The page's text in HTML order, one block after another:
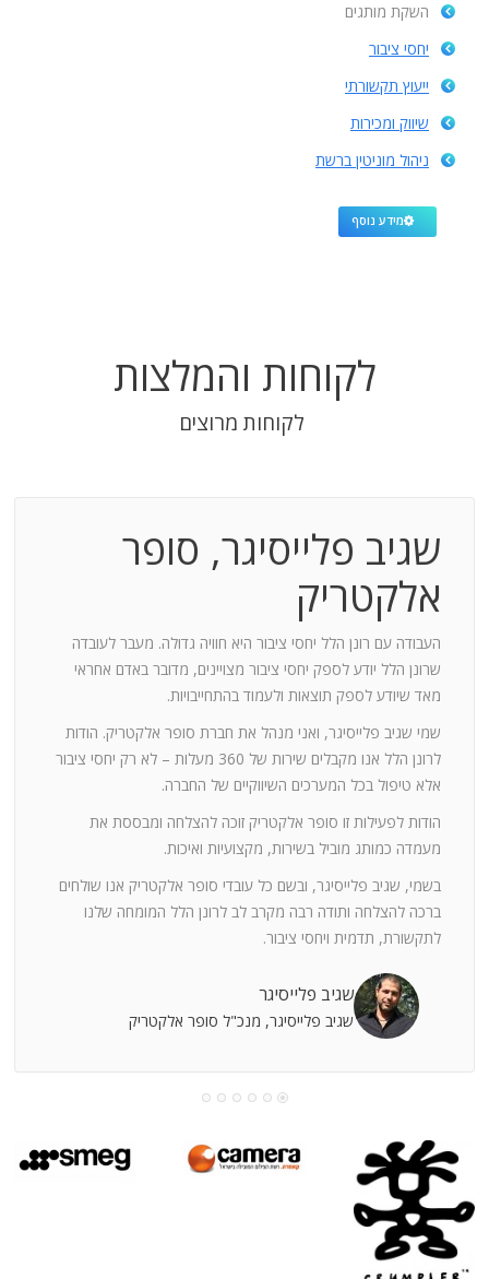
השקת מותגים
יחסי ציבור
ייעוץ תקשורתי
שיווק ומכירות
ניהול מוניטין ברשת
מידע נוסף
לקוחות והמלצות
לקוחות מרוצים
שגיב פלייסיגר, סופר
אלקטריק
העבודה עם רונן הלל יחסי ציבור היא חוויה גדולה. מעבר לעובדה
שרונן הלל יודע לספק יחסי ציבור מצויינים, מדובר באדם אחראי
מאד שיודע לספק תוצאות ולעמוד בהתחייבויות.
שמי שגיב פלייסיגר, ואני מנהל את חברת סופר אלקטריק. הודות
לרונן הלל אנו מקבלים שירות של 360 מעלות – לא רק יחסי ציבור
אלא טיפול בכל המערכים השיווקיים של החברה.
הודות לפעילות זו סופר אלקטריק זוכה להצלחה ומבססת את
מעמדה כמותג מוביל בשירות, מקצועיות ואיכות.
בשמי, שגיב פלייסיגר, ובשם כל עובדי סופר אלקטריק אנו שולחים
ברכה להצלחה ותודה רבה מקרב לב לרונן הלל המומחה שלנו
לתקשורת, תדמית ויחסי ציבור.
שגיב פלייסיגר
שגיב פלייסיגר, מנכ"ל סופר אלקטריק